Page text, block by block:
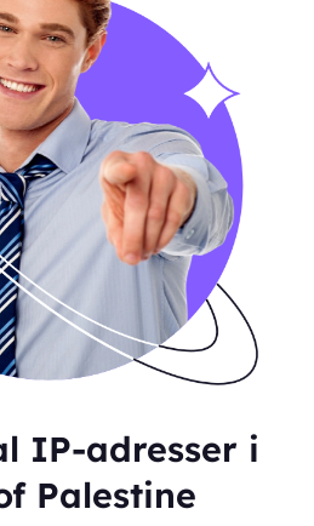
IP-adresser i
Palestine